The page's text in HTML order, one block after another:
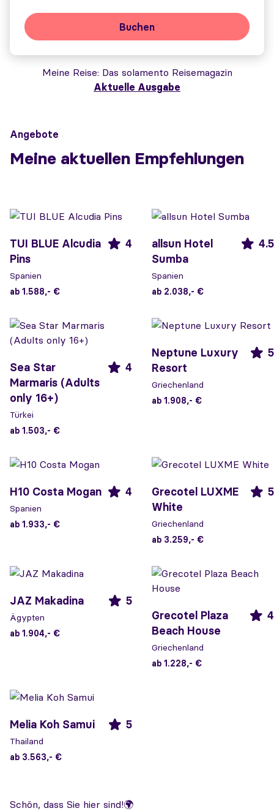
Buchen
Meine Reise Das solamento Reisemagazin
Aktuelle Ausgabe
Angebote
Meine aktuellen Empfehlungen
TUI BLUE Alcudia
Pins
4
Spanien
ab 1.588,- €
allsun Hotel
Sumba
4.5
Spanien
ab 2.038,- €
Sea Star
Marmaris (Adults
only 16+)
4
Türkei
ab 1.503,- €
Neptune Luxury
Resort
5
Griechenland
ab 1.908,- €
H10 Costa Mogan 4
Spanien
ab 1.933,- €
Grecotel LUXME
White
5
Griechenland
ab 3.259,- €
JAZ Makadina 5
Ägypten
ab 1.904,- €
Grecotel Plaza
Beach House
4
Griechenland
ab 1.228,- €
Melia Koh Samui 5
Thailand
ab 3.563,- €
Schön, dass Sie hier sind!🌍